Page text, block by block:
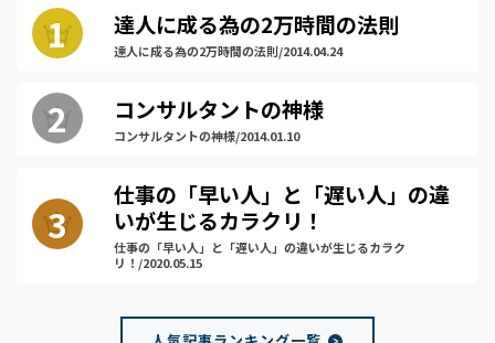
達人に成る為の2万時間の法則
達人に成る為の2万時間の法則/2014.04.24
コンサルタントの神様
コンサルタントの神様/2014.01.10
仕事の「早い人」と「遅い人」の違
いが生じるカラクリ！
仕事の「早い人」と「遅い人」の違いが生じるカラク
リ！/2020.05.15